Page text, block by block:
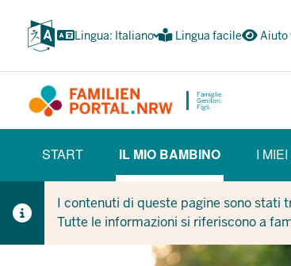
contenuto
Lingua: Italiano Lingua facile Aiuto
Famiglie.
Genitori.
Figli.
(BÜRGERBEREICH)
START
IL MIO BAMBINO
(CURRENT
I
I contenuti di queste pagine sono stati
Tutte le informazioni si riferiscono a